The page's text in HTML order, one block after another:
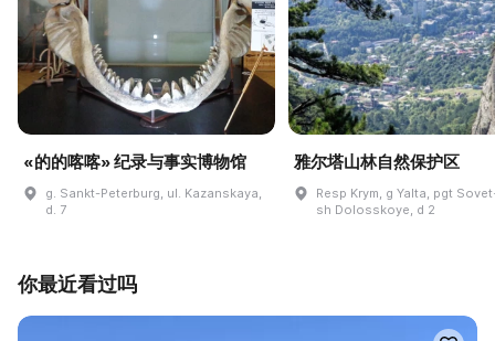
«的的喀喀» 纪录与事实博物馆
g. Sankt-Peterburg, ul. Kazanskaya,
d. 7
雅尔塔山林自然保护区
Resp Krym, g Yalta, pgt
sh Dolosskoye, d 2
你最近看过吗